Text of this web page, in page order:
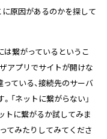
原因があるのかを探して
は繋がっているというこ
アプリでサイトが開けな
っている、接続先のサーバ
「ネットに繋がらない」
トに繋がるか試してみま
てみたりしてみてくださ